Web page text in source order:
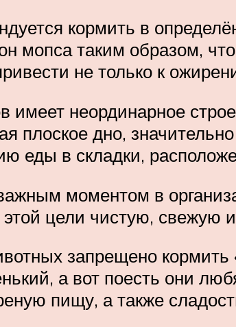
кормить в
мопса таким образом,
не только к
неординарное
плоское дно,
еды в складки,
моментом в
цели чистую, свежую
запрещено кормить
а вот поесть они
пищу, а также